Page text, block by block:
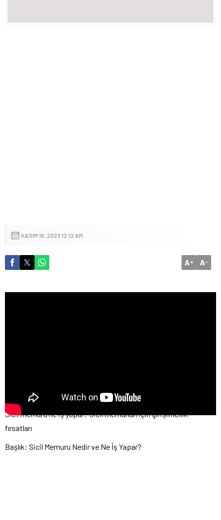
KASIM 16, 2023 12:12 AM
A+ A-
Sicil memuru ne iş yapar? Sicil memurları için girişimcilik
fırsatları
Başlık: Sicil Memuru Nedir ve Ne İş Yapar?